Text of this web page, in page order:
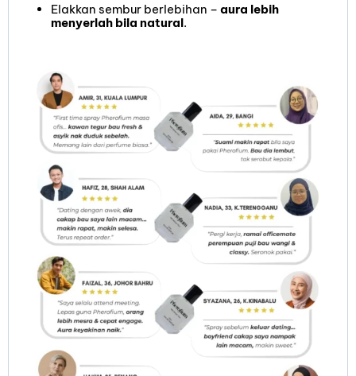
Elakkan sembur berlebihan – aura lebih
menyerlah bila natural.